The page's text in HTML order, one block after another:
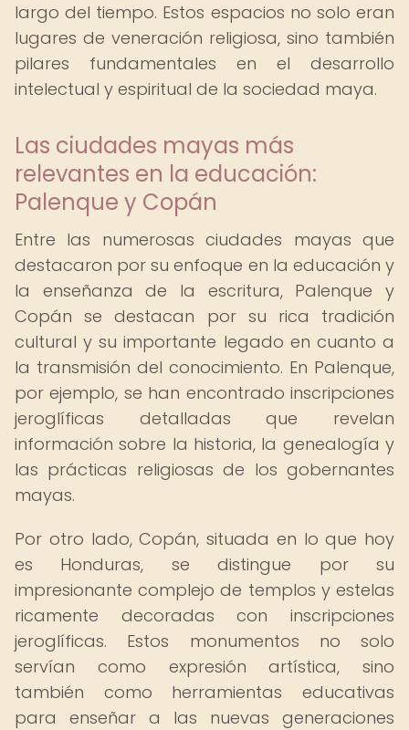
largo del tiempo. Estos espacios no solo eran
lugares de veneración religiosa, sino también
pilares fundamentales en el desarrollo
intelectual y espiritual de la sociedad maya.
Las ciudades mayas más
relevantes en la educación:
Palenque y Copán
Entre las numerosas ciudades mayas que
destacaron por su enfoque en la educación y
la enseñanza de la escritura, Palenque y
Copán se destacan por su rica tradición
cultural y su importante legado en cuanto a
la transmisión del conocimiento. En Palenque,
por ejemplo, se han encontrado inscripciones
jeroglíficas detalladas que revelan
información sobre la historia, la genealogía y
las prácticas religiosas de los gobernantes
mayas.
Por otro lado, Copán, situada en lo que hoy
es Honduras, se distingue por su
impresionante complejo de templos y estelas
ricamente decoradas con inscripciones
jeroglíficas. Estos monumentos no solo
servían como expresión artística, sino
también como herramientas educativas
para enseñar a las nuevas generaciones